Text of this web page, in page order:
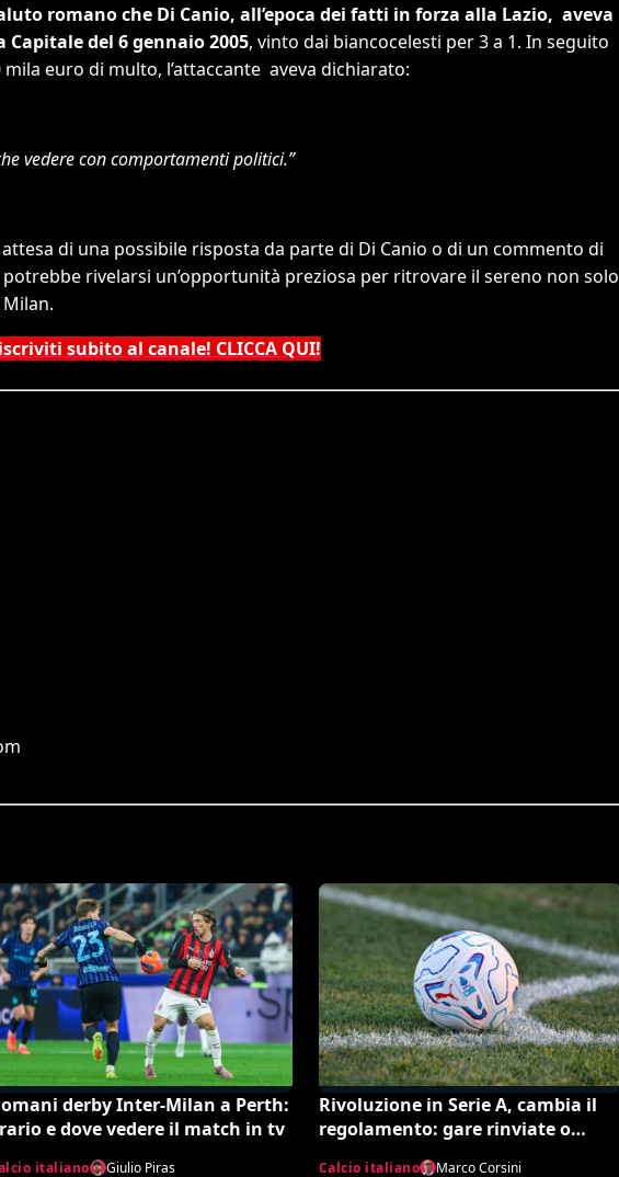
romano che Di Canio, all’epoca dei fatti in forza alla Lazio, aveva
del 6 gennaio 2005, vinto dai biancocelesti per 3 a 1. In seguito
euro di multo, l’attaccante aveva dichiarato:
vedere con comportamenti politici.”
di una possibile risposta da parte di Di Canio o di un commento di
rivelarsi un’opportunità preziosa per ritrovare il sereno non solo
subito al canale! CLICCA QUI!
derby Inter-Milan a Perth:
e dove vedere il match in tv
italiano
Giulio Piras
Rivoluzione in Serie A, cambia il
regolamento: gare rinviate o
Calcio italiano
Marco Corsini